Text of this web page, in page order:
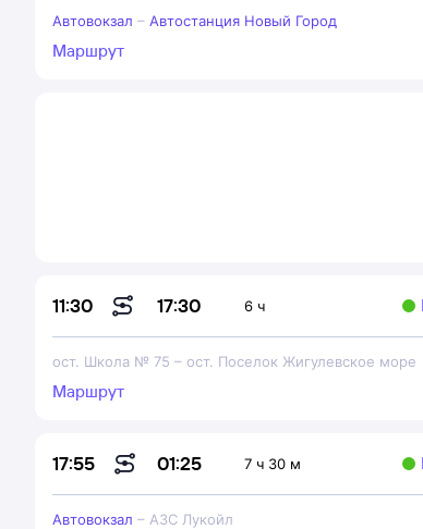
Автовокзал – Автостанция Новый Город
Маршрут
11:30 17:30 6 ч
ост. Школа № 75 – ост. Поселок Жигулевское море
Маршрут
17:55 01:25 7 ч 30 м
Автовокзал – АЗС Лукойл